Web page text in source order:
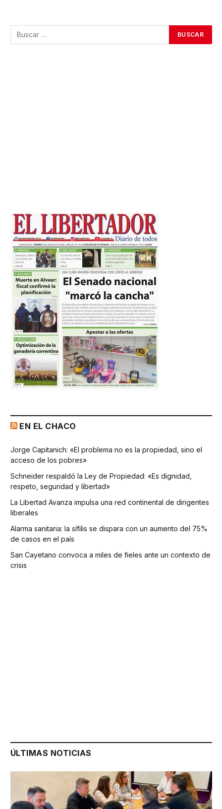
EN EL CHACO
Jorge Capitanich: «El problema no es la propiedad, sino el
acceso de los pobres»
Schneider respaldó la Ley de Propiedad: «Es dignidad,
respeto, seguridad y libertad»
La Libertad Avanza impulsa una red continental de dirigentes
liberales
Alarma sanitaria: la sífilis se dispara con un aumento del 75%
de casos en el país
San Cayetano convoca a miles de fieles ante un contexto de
crisis
ÚLTIMAS NOTICIAS